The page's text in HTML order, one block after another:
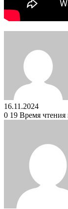
16.11.2024
0 19 Время